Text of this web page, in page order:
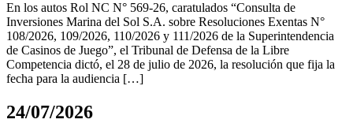
En los autos Rol NC N° 569-26, caratulados “Consulta de
Inversiones Marina del Sol S.A. sobre Resoluciones Exentas N°
108/2026, 109/2026, 110/2026 y 111/2026 de la Superintendencia
de Casinos de Juego”, el Tribunal de Defensa de la Libre
Competencia dictó, el 28 de julio de 2026, la resolución que fija la
fecha para la audiencia […]
24/07/2026